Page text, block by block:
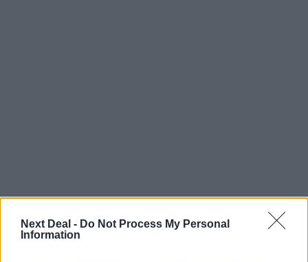
Next Deal - Do Not Process My Personal
Information